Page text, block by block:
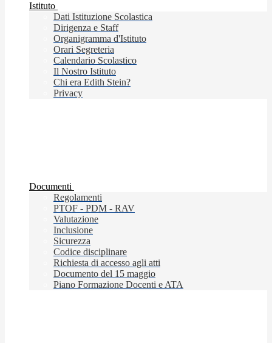
Istituto
Dati Istituzione Scolastica
Dirigenza e Staff
Organigramma d'Istituto
Orari Segreteria
Calendario Scolastico
Il Nostro Istituto
Chi era Edith Stein?
Privacy
Documenti
Regolamenti
PTOF - PDM - RAV
Valutazione
Inclusione
Sicurezza
Codice disciplinare
Richiesta di accesso agli atti
Documento del 15 maggio
Piano Formazione Docenti e ATA